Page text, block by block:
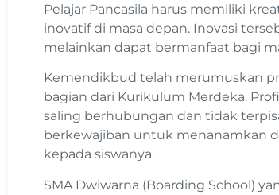
Pelajar Pancasila harus memiliki
inovatif di masa depan. Inovasi
melainkan dapat bermanfaat bagi
Kemendikbud telah merumuskan
bagian dari Kurikulum Merdeka.
saling berhubungan dan tidak
berkewajiban untuk menanamkan
kepada siswanya.
SMA Dwiwarna (Boarding School)